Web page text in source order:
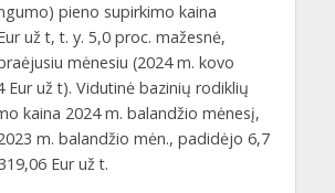
pieno supirkimo kaina
už t, t. y. 5,0 proc. mažesnė,
mėnesiu (2024 m. kovo
Eur už t). Vidutinė bazinių rodiklių
kaina 2024 m. balandžio mėnesį,
m. balandžio mėn., padidėjo 6,7
Eur už t.